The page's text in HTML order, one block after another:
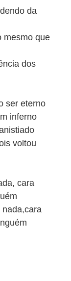
da
mesmo que
dos
ser eterno
inferno
voltou
cara
nada,cara